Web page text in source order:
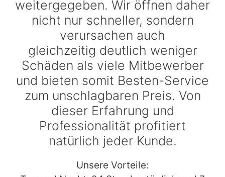
weitergegeben. Wir öffnen daher
nicht nur schneller, sondern
verursachen auch
gleichzeitig deutlich weniger
Schäden als viele Mitbewerber
und bieten somit Besten-Service
zum unschlagbaren Preis. Von
dieser Erfahrung und
Professionalität profitiert
natürlich jeder Kunde.
Unsere Vorteile: